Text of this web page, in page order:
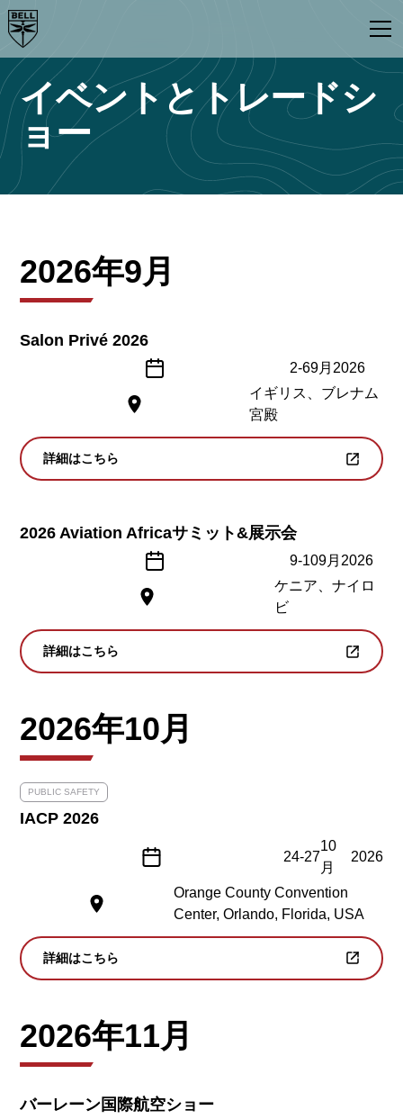
イベントとトレードシ
ョー
2026年9月
Salon Privé 2026
2-69月 2026
イギリス、ブレナム
宮殿
詳細はこちら
2026 Aviation Africaサミット&展示会
9-109月 2026
ケニア、ナイロ
ビ
詳細はこちら
2026年10月
PUBLIC SAFETY
IACP 2026
24-27
10
月
2026
Orange County Convention
Center, Orlando, Florida, USA
詳細はこちら
2026年11月
バーレーン国際航空ショー